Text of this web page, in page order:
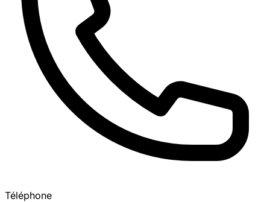
Téléphone